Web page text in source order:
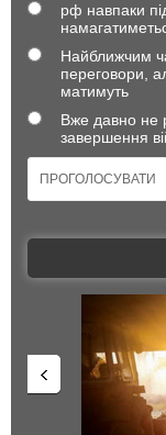
рф навпаки
Найближчим
переговори,
матимуть
Вже давно не
завершення